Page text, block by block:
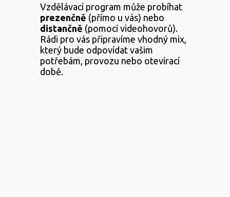
Vzdělávací program může probíhat
prezenčně (přímo u vás) nebo
distančně (pomocí videohovorů).
Rádi pro vás připravíme vhodný mix,
který bude odpovídat vašim
potřebám, provozu nebo otevírací
době.